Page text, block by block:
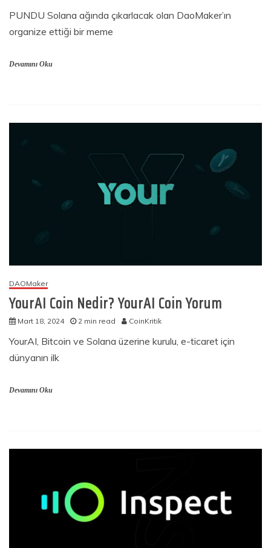
PUNDU Solana ağında çıkarlacak olan DaoMaker’ın
organize ettiği bir meme
Devamını Oku
DAOMaker
YourAI Coin Nedir? YourAI Coin Yorum
Mart 18, 2024 2 min read CoinKritik
YourAI, Bitcoin ve Solana üzerine kurulu, e-ticaret için
dünyanın ilk
Devamını Oku